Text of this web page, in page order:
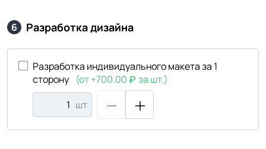
6 Разработка дизайна
Разработка индивидуального макета за 1
сторону (от +700.00
за шт.)
шт